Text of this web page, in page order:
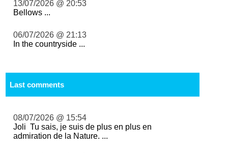
13/07/2026 @ 20:53
Bellows ...
06/07/2026 @ 21:13
In the countryside ...
Last comments
08/07/2026 @ 15:54
Joli Tu sais, je suis de plus en plus en
admiration de la Nature. ...